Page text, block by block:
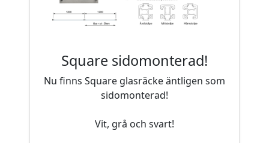
Square sidomonterad!
Nu finns Square glasräcke äntligen som
sidomonterad!
Vit, grå och svart!